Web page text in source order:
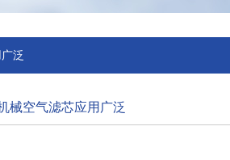
泛
械空气滤芯应用广泛